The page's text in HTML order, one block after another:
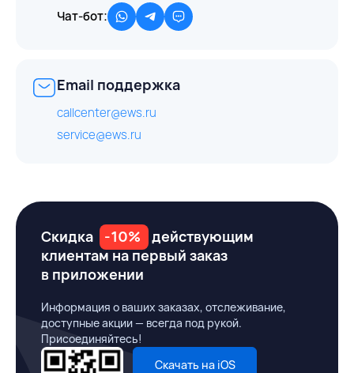
Чат-бот:
Email поддержка
callcenter@ews.ru
service@ews.ru
Скидка -10%
действующим
клиентам на первый заказ
в приложении
Информация о ваших заказах, отслеживание,
доступные акции — всегда под рукой.
Присоединяйтесь!
Скачать на iOS